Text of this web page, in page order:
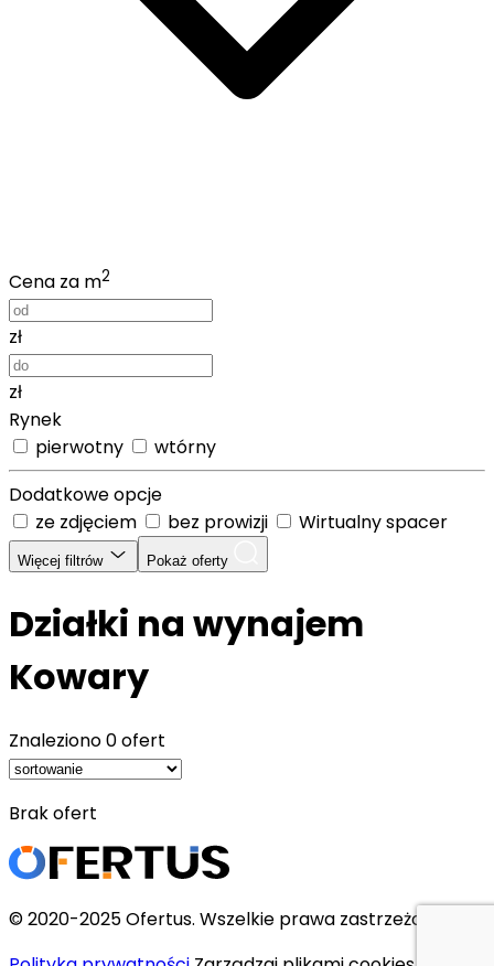
Cena za m2
zł
zł
Rynek
pierwotny
wtórny
Dodatkowe opcje
ze zdjęciem
bez prowizji Wirtualny spacer
Więcej filtrów Pokaż oferty
Działki na wynajem
Kowary
Znaleziono0 ofert
Brak ofert
© 2020-2025 Ofertus. Wszelkie prawa zastrzeżone.